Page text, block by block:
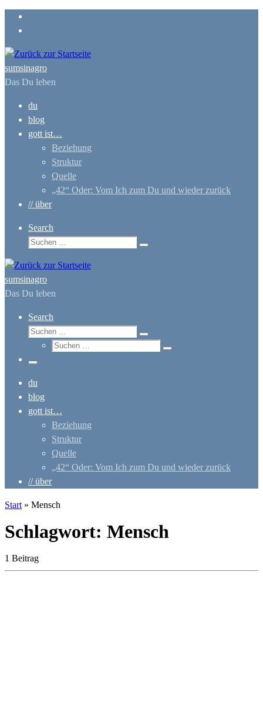
Zum
Inhalt
sumsinagro
Das Du leben
du
blog
gott ist…
Beziehung
Struktur
Quelle
„42“ Oder: Vom Ich zum Du und wieder zurück
// über
Search
Suche
Suchen …
sumsinagro
Das Du leben
Search
Suche
Suchen …
Suche
Suchen …
Menü
du
blog
gott ist…
Beziehung
Struktur
Quelle
„42“ Oder: Vom Ich zum Du und wieder zurück
// über
Start » Mensch
Schlagwort: Mensch
1 Beitrag